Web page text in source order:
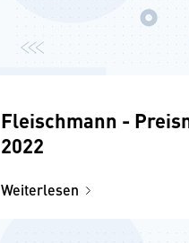
Fleischmann -
2022
Weiterlesen